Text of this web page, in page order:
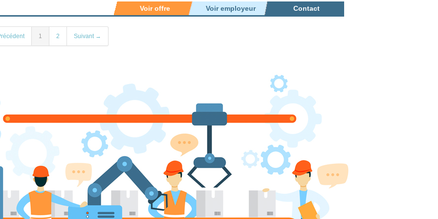
Voir offre Voir employeur Contact
1 2 Suivant →